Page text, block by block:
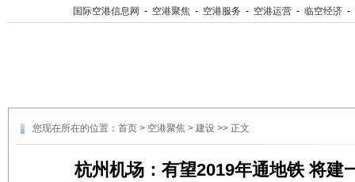
国际空港信息网 - 空港聚焦 - 空港服务 - 空港运营 - 临空经济 -
您现在所在的位置： 首页 > 空港聚焦 > 建设 >> 正文
杭州机场：有望2019年通地铁 将建